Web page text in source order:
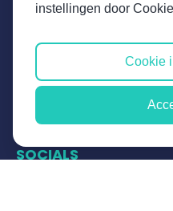
Global Creations
3861 RJ Nijkerk
+31 (0)33 - 456 4150
sales@globalcreations.nl
SOCIALS
instellingen door
Cookie